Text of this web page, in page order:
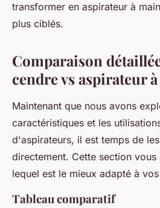
transformer en aspirateur à
plus ciblés.
Comparaison
cendre vs aspirateur
Maintenant que nous avons
caractéristiques et les
d'aspirateurs, il est temps de
directement. Cette section
lequel est le mieux adapté à
Tableau comparatif